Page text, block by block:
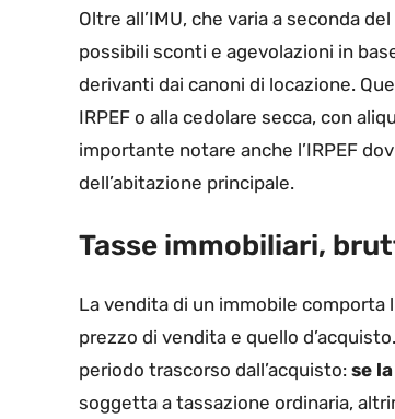
Oltre all’IMU, che varia a seconda
possibili sconti e agevolazioni in
derivanti dai canoni di locazione.
IRPEF o alla cedolare secca, con
importante notare anche l’IRPEF
dell’abitazione principale.
Tasse immobiliari,
La vendita di un immobile comporta
prezzo di vendita e quello
periodo trascorso dall’acquisto: se
soggetta a tassazione ordinaria,